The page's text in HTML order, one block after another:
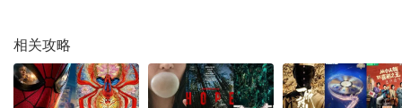
你选择在账户不活动的情况下如何处理账户和数据，包括将
选定文件发送给信任的联系人或完全删除账户等选项。
Google的在线政策还表示，该公司可以与直系亲属合作，
相关攻略